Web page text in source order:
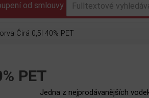
od smlouvy Kontakt Dotazy
Čirá 0,5l 40% PET
PET
Jedna z nejprodávanějších